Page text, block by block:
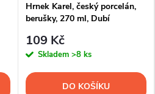
Hrnek Karel, český porcelán,
berušky, 270 ml, Dubí
109 Kč
Skladem >8 ks
DO KOŠÍKU